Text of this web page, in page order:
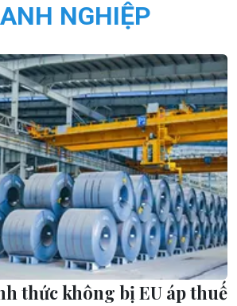
NGHIỆP
thức không bị EU áp thuế